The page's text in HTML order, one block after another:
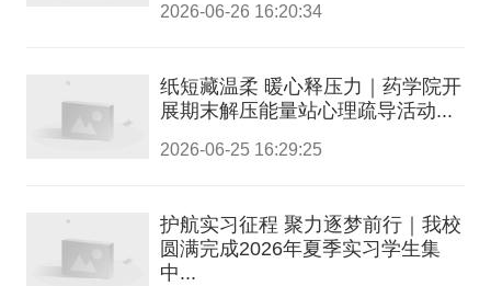
2026-06-26 16:20:34
纸短藏温柔 暖心释压力｜药学院开
展期末解压能量站心理疏导活动...
2026-06-25 16:29:25
护航实习征程 聚力逐梦前行｜我校
圆满完成2026年夏季实习学生集
中...